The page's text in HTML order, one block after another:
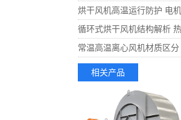
烘干风机高温运行防护 电
循环式烘干风机结构解析
常温高温离心风机材质区
相关产品